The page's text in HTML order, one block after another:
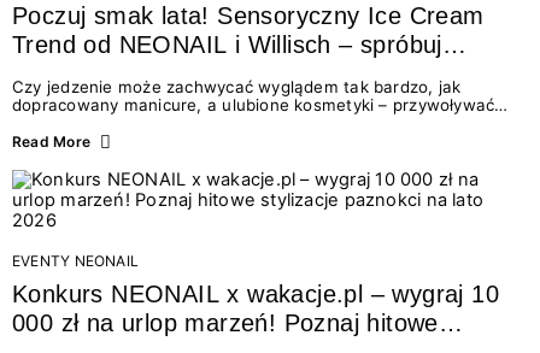
Poczuj smak lata! Sensoryczny Ice Cream
Trend od NEONAIL i Willisch – spróbuj
nowych lodów i odbierz prezent!
Czy jedzenie może zachwycać wyglądem tak bardzo, jak
dopracowany manicure, a ulubione kosmetyki – przywoływać
świata beauty i oszałamiających deserów to coś więcej niż
zmysłami: przez soczysty kolor, aksamitną teksturę,
orzeźwiający zapach i słodki akcent na podniebieniu. Tego lata
NEONAIL łączy siły z marką Willisch, tworząc unikalny projekt
na styku jedzenia i piękna....
Read More
EVENTY NEONAIL
Konkurs NEONAIL x wakacje.pl – wygraj 10
000 zł na urlop marzeń! Poznaj hitowe